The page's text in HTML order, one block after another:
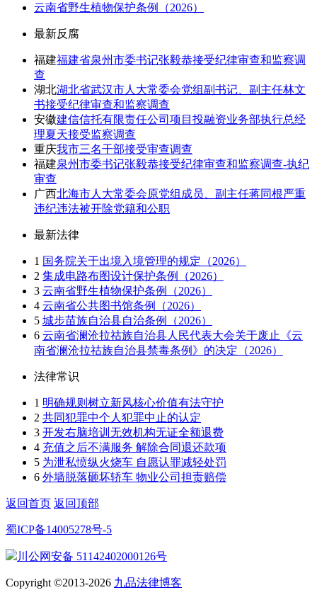
云南省野生植物保护条例（2026）
最新反腐
福建福建省泉州市委书记张毅恭接受纪律审查和监察调
查
湖北湖北省武汉市人大常委会党组副书记、副主任林文
书接受纪律审查和监察调查
安徽建信信托有限责任公司项目投融资业务部执行总经
理夏天接受监察调查
重庆我市三名干部接受审查调查
福建泉州市委书记张毅恭接受纪律审查和监察调查-执纪
审查
广西北海市人大常委会原党组成员、副主任蒋同根严重
违纪违法被开除党籍和公职
最新法律
1 国务院关于出境入境管理的规定（2026）
2 集成电路布图设计保护条例（2026）
3 云南省野生植物保护条例（2026）
4 云南省公共图书馆条例（2026）
5 城步苗族自治县自治条例（2026）
6 云南省澜沧拉祜族自治县人民代表大会关于废止《云
南省澜沧拉祜族自治县禁毒条例》的决定（2026）
法律常识
1 明确规则树立新风核心价值有法守护
2 共同犯罪中个人犯罪中止的认定
3 开发右脑培训无效机构无证全额退费
4 充值之后不满服务 解除合同退还款项
5 为泄私愤纵火烧车 自愿认罪减轻处罚
6 外墙脱落砸坏轿车 物业公司担责赔偿
返回首页 返回顶部
蜀ICP备14005278号-5
川公网安备 51142402000126号
Copyright ©2013-2026 九品法律博客